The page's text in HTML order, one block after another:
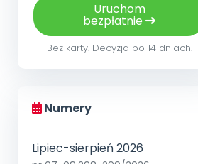
Uruchom
bezpłatnie
Bez karty. Decyzja po 14 dniach.
Numery
Lipiec-sierpień 2026